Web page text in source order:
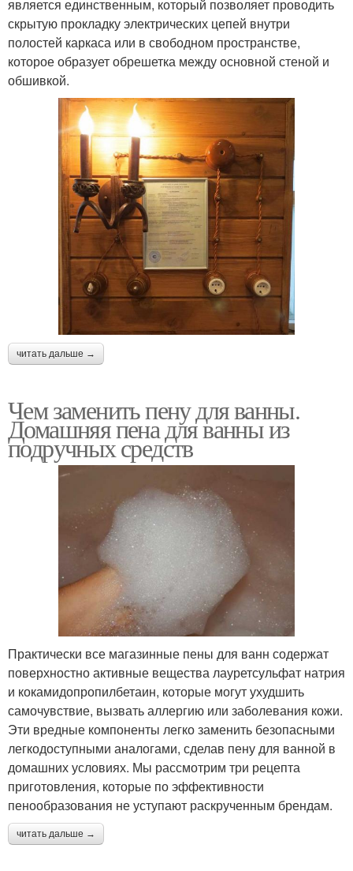
является единственным, который позволяет проводить
скрытую прокладку электрических цепей внутри
полостей каркаса или в свободном пространстве,
которое образует обрешетка между основной стеной и
обшивкой.
читать дальше →
Чем заменить пену для ванны.
Домашняя пена для ванны из
подручных средств
Практически все магазинные пены для ванн содержат
поверхностно активные вещества лауретсульфат натрия
и кокамидопропилбетаин, которые могут ухудшить
самочувствие, вызвать аллергию или заболевания кожи.
Эти вредные компоненты легко заменить безопасными
легкодоступными аналогами, сделав пену для ванной в
домашних условиях. Мы рассмотрим три рецепта
приготовления, которые по эффективности
пенообразования не уступают раскрученным брендам.
читать дальше →